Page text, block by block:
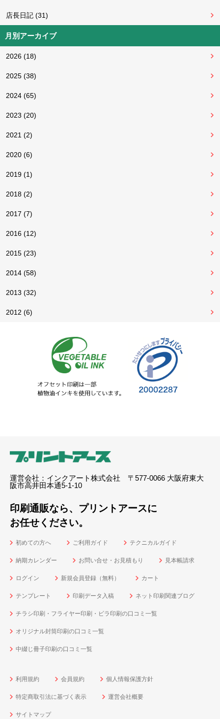
店長日記 (31)
月別アーカイブ
2026 (18)
2025 (38)
2024 (65)
2023 (20)
2021 (2)
2020 (6)
2019 (1)
2018 (2)
2017 (7)
2016 (12)
2015 (23)
2014 (58)
2013 (32)
2012 (6)
運営会社：インクアート株式会社 〒577-0066 大阪府東大
阪市高井田本通5-1-10
印刷通販なら、プリントアースに
お任せください。
初めての方へ ご利用ガイド テクニカルガイド
納期カレンダー お問い合せ・お見積もり 見本帳請求
ログイン 新規会員登録（無料） カート
テンプレート 印刷データ入稿 ネット印刷関連ブログ
チラシ印刷・フライヤー印刷・ビラ印刷の口コミ一覧
オリジナル封筒印刷の口コミ一覧
中綴じ冊子印刷の口コミ一覧
利用規約 会員規約 個人情報保護方針
特定商取引法に基づく表示 運営会社概要
サイトマップ